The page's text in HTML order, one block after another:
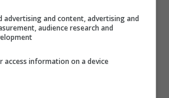
schermo durante la
autunnale.
advertising and content, advertising and
audience research and
access information on a device